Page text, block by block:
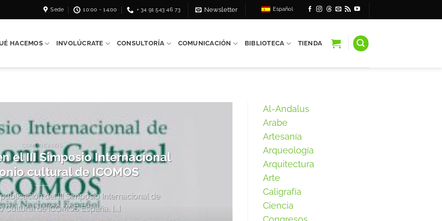
Sede 10:00 - 14:00 + 34 91 543 46 73 Newsletter Español
HACEMOS INVOLÚCRATE CONSULTORÍA COMUNICACIÓN BIBLIOTECA TIENDA
COMUNICADOS
el III Simposio Internacional
cultural de ICOMOS
del III Simposio Internacional de
Cultural de ICOMOS España, [...]
Al-Andalus
Arabe
Artesanía
Arqueología
Arquitectura
Arte
Caligrafía
Ciencia